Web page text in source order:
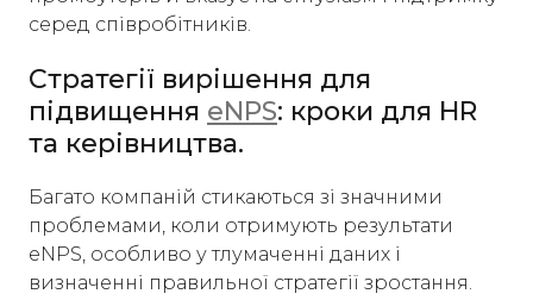
серед співробітників.
Стратегії вирішення для
підвищення eNPS: кроки для HR
та керівництва.
Багато компаній стикаються зі значними
проблемами, коли отримують результати
eNPS, особливо у тлумаченні даних і
визначенні правильної стратегії зростання.